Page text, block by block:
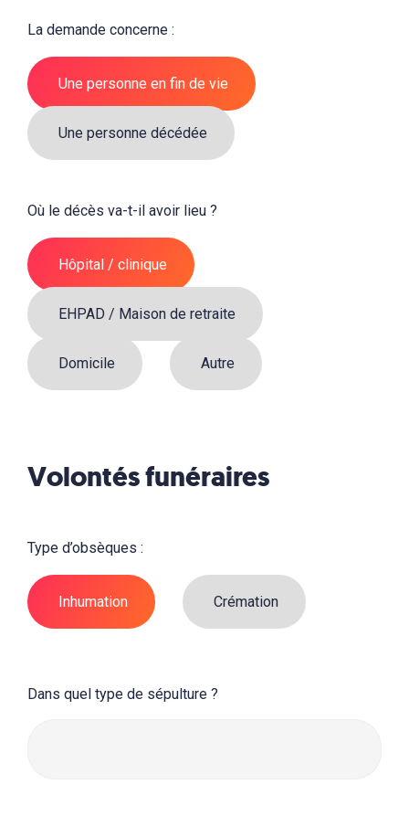
La demande concerne :
Une personne en fin de vie
Une personne décédée
Où le décès va-t-il avoir lieu ?
Hôpital / clinique
EHPAD / Maison de retraite
Domicile Autre
Volontés funéraires
Type d’obsèques :
Inhumation Crémation
Dans quel type de sépulture ?